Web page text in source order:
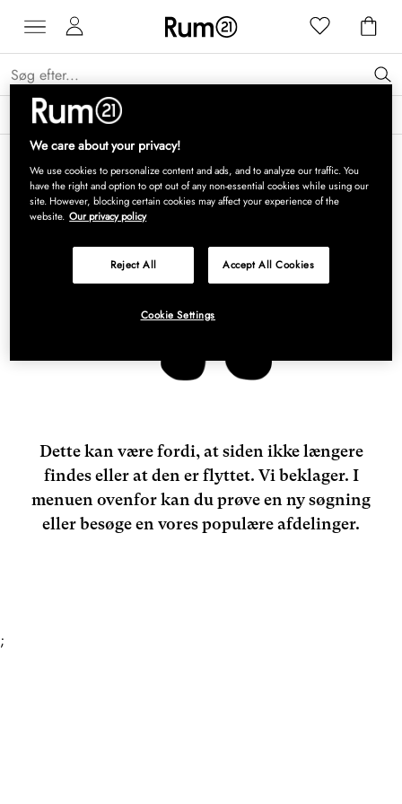
Få 15 % på Grythyttan Stålmöbler* →
Dette kan være fordi, at siden ikke længere
findes eller at den er flyttet. Vi beklager. I
menuen ovenfor kan du prøve en ny søgning
eller besøge en vores populære afdelinger.
;
We care about your privacy!
We use cookies to personalize content and ads, and to analyze our traffic. You
have the right and option to opt out of any non-essential cookies while using our
site. However, blocking certain cookies may affect your experience of the
website. Our privacy policy
Reject All Accept All Cookies
Cookie Settings